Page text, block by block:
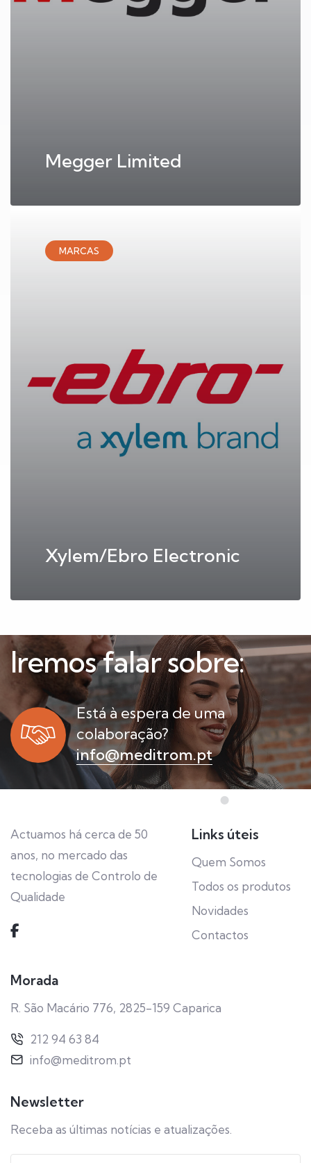
Megger Limited
MARCAS
Xylem/Ebro Electronic
Iremos falar sobre:
Está à espera de uma
colaboração?
info@meditrom.pt
Actuamos há cerca de 50
anos, no mercado das
tecnologias de Controlo de
Qualidade
Links úteis
Quem Somos
Todos os produtos
Novidades
Contactos
Morada
R. São Macário 776, 2825-159 Caparica
212 94 63 84
info@meditrom.pt
Newsletter
Receba as últimas notícias e atualizações.